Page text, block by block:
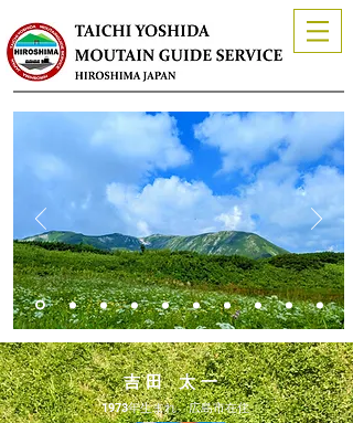
吉 田 太 一
1973年生まれ ​広島市在住